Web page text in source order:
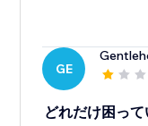
GE
どれだけ困っ